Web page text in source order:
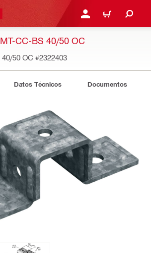
INICIE SESIÓN O
CARRITO
CC-BS 40/50 OC
50 OC #2322403
Datos Técnicos Documentos